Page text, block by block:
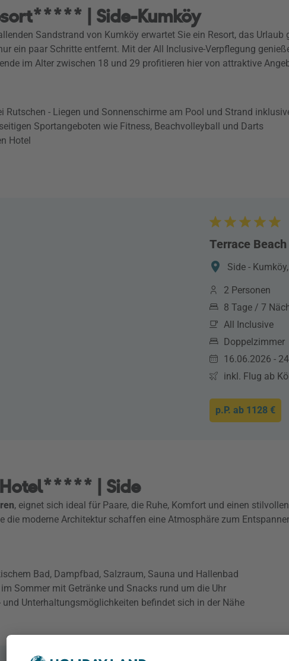
| Side-Kumköy
Sandstrand von Kumköy erwartet Sie ein Resort, das
ein paar Schritte entfernt. Mit der All Inclusive-Verpflegung
im Alter zwischen 18 und 29 profitieren hier von attraktive
Rutschen - Liegen und Sonnenschirme am Pool und Strand
Sportangeboten wie Fitness, Beachvolleyball und Darts
Hotel
Terrace
Side -
2 Personen
8 Tage / 7
All Inclusive
Doppelzimmer
16.06.2026 -
inkl. Flug ab
p.P. ab 1128 €
Hotel***** | Side
, eignet sich ideal für Paare, die Ruhe, Komfort und einen
die moderne Architektur schaffen eine Atmosphäre zum
Bad, Dampfbad, Salzraum, Sauna und Hallenbad
Sommer mit Getränke und Snacks rund um die Uhr
Unterhaltungsmöglichkeiten befindet sich in der Nähe